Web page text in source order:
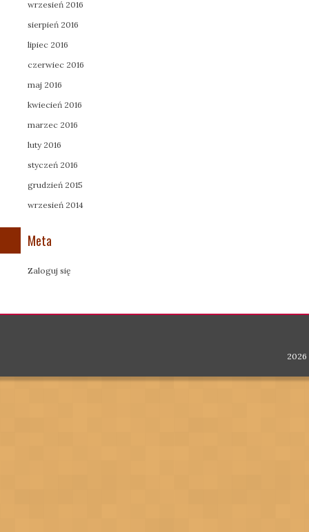
wrzesień 2016
sierpień 2016
lipiec 2016
czerwiec 2016
maj 2016
kwiecień 2016
marzec 2016
luty 2016
styczeń 2016
grudzień 2015
wrzesień 2014
Meta
Zaloguj się
2026